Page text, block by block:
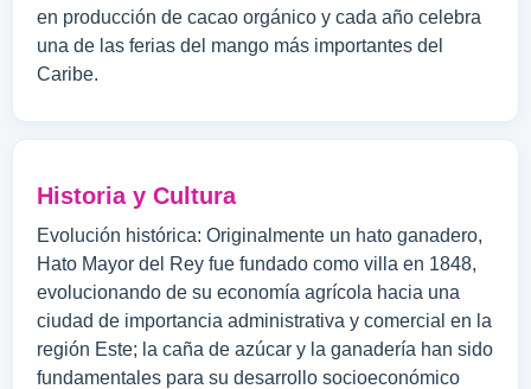
en producción de cacao orgánico y cada año celebra
una de las ferias del mango más importantes del
Caribe.
Historia y Cultura
Evolución histórica: Originalmente un hato ganadero,
Hato Mayor del Rey fue fundado como villa en 1848,
evolucionando de su economía agrícola hacia una
ciudad de importancia administrativa y comercial en la
región Este; la caña de azúcar y la ganadería han sido
fundamentales para su desarrollo socioeconómico